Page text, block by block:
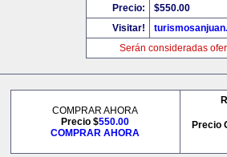
Precio:
$550.00
Visitar!
Serán consideradas
COMPRAR AHORA
Precio $550.00
COMPRAR AHORA
Precio